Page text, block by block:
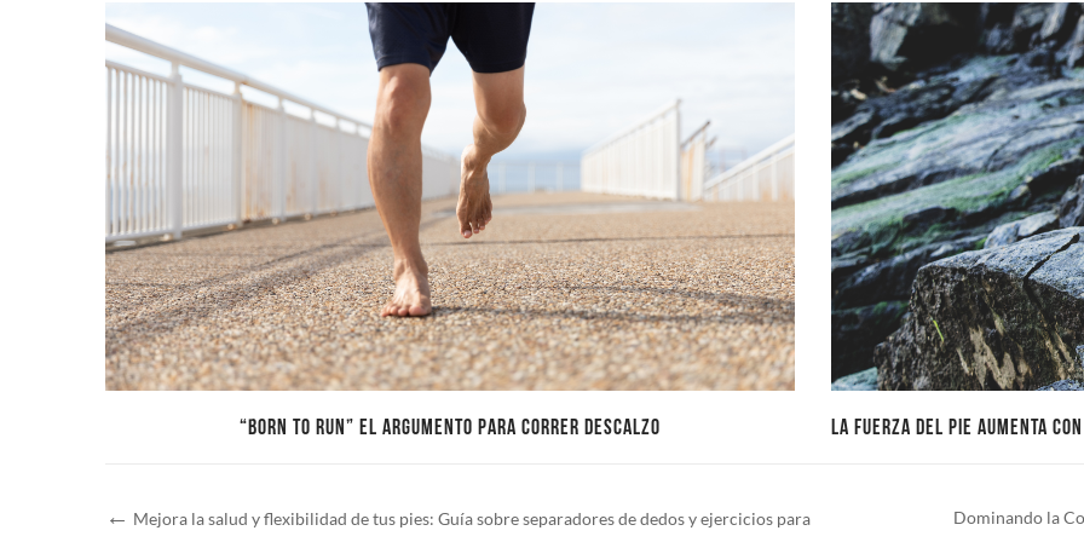
“BORN TO RUN” EL ARGUMENTO PARA CORRER DESCALZO LA FUERZA DEL PIE AUMENTA
Mejora la salud y flexibilidad de tus pies: Guía sobre separadores de dedos y ejercicios para Dominando la